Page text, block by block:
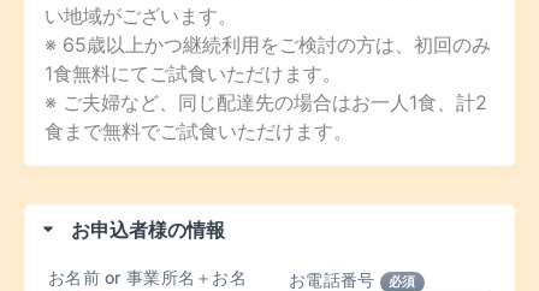
い地域がございます。
※ 65歳以上かつ継続利用をご検討の方は、初回のみ
1食無料にてご試食いただけます。
※ ご夫婦など、同じ配達先の場合はお一人1食、計2
食まで無料でご試食いただけます。
お申込者様の情報
お名前 or 事業所名＋お名
お電話番号 必須